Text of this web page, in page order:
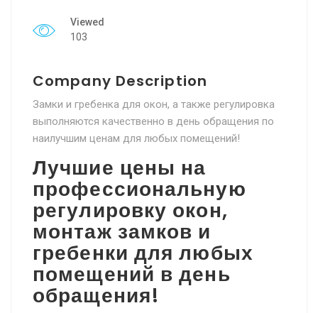
Viewed
103
Company Description
Замки и гребенка для окон, а также регулировка
выполняются качественно в день обращения по
наилучшим ценам для любых помещений!
Лучшие цены на
профессиональную
регулировку окон,
монтаж замков и
гребенки для любых
помещений в день
обращения!